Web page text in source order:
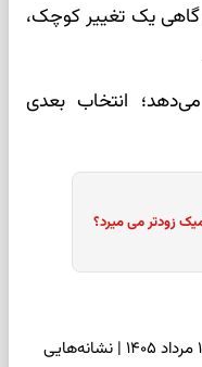
گاهی یک تغییر کوچک،
انتخاب بعدی
زودتر می میرد؟
فال اسم امروز یکشنبه ۱۸ مرداد ۱۴۰۵ | نشانه‌هایی